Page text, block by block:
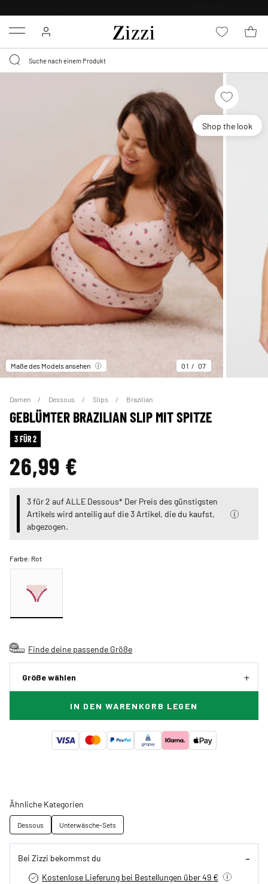
Menu
Shop the look
Maße des Models ansehen 01 07
Damen Dessous Slips Brazilian
GEBLÜMTER BRAZILIAN SLIP MIT SPITZE
3 FÜR 2
26,99 €
3 für 2 auf ALLE Dessous* Der Preis des günstigsten
Artikels wird anteilig auf die 3 Artikel, die du kaufst,
abgezogen.
Farbe: Rot
Finde deine passende Größe
Größe wählen
IN DEN WARENKORB LEGEN
Ähnliche Kategorien
Dessous Unterwäsche-Sets
Bei Zizzi bekommst du
Kostenlose Lieferung bei Bestellungen über 49 €